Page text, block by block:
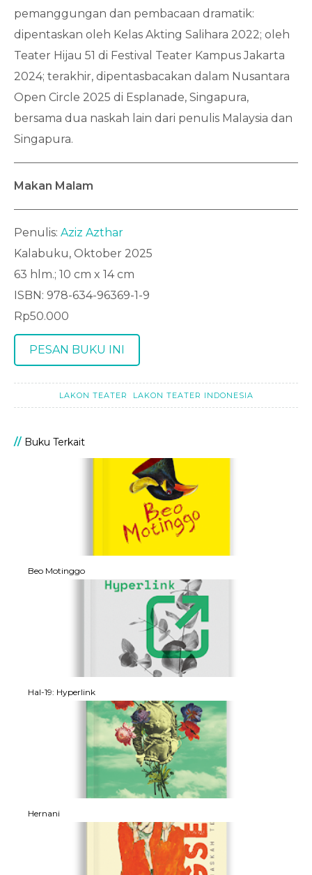
pemanggungan dan pembacaan dramatik:
dipentaskan oleh Kelas Akting Salihara 2022; oleh
Teater Hijau 51 di Festival Teater Kampus Jakarta
2024; terakhir, dipentasbacakan dalam Nusantara
Open Circle 2025 di Esplanade, Singapura,
bersama dua naskah lain dari penulis Malaysia dan
Singapura.
Makan Malam
Penulis: Aziz Azthar
Kalabuku, Oktober 2025
63 hlm.; 10 cm x 14 cm
ISBN: 978-634-96369-1-9
Rp50.000
PESAN BUKU INI
LAKON TEATER LAKON TEATER INDONESIA
Buku Terkait
Beo Motinggo
Hal-19: Hyperlink
Hernani